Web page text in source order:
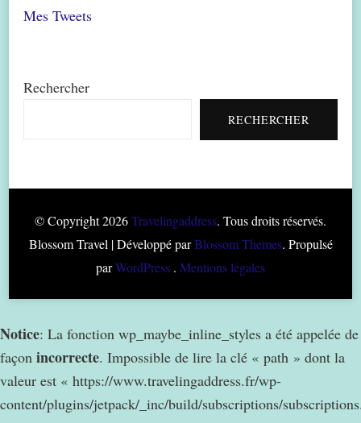
Mes Tweets
Rechercher
RECHERCHER
© Copyright 2026Travelingaddress. Tous droits réservés.
Blossom Travel | Développé parBlossom Themes. Propulsé
parWordPress . Mentions légales
Notice: La fonction wp_maybe_inline_styles a été appelée de
façon incorrecte. Impossible de lire la clé « path » dont la
valeur est « https://www.travelingaddress.fr/wp-
content/plugins/jetpack/_inc/build/subscriptions/